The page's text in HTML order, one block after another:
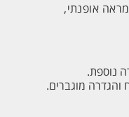
אופנתי,
נוספת.
מוגברים.